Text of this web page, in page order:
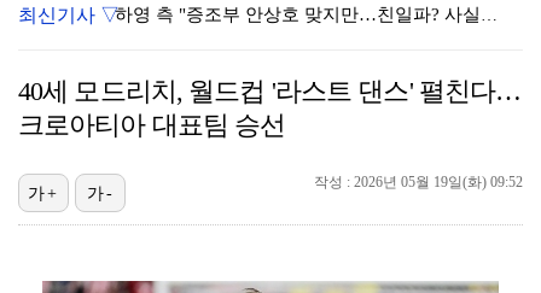
하영 측 "증조부 안상호 맞지만…친일파? 사실무근" […
"스토킹 피해자" 황정민VS"2억대 손해배상" A 씨,…
김지원, 어린이병원에 1억원 쾌척 "'닥터X' 촬영 중…
기록적인 폭염에 멈췄던 KBO, 11일부터 순위 경쟁 …
최신기사 ▽
40세 모드리치, 월드컵 '라스트 댄스' 펼친다…
크로아티아 대표팀 승선
작성 : 2026년 05월 19일(화) 09:52
가+ 가-